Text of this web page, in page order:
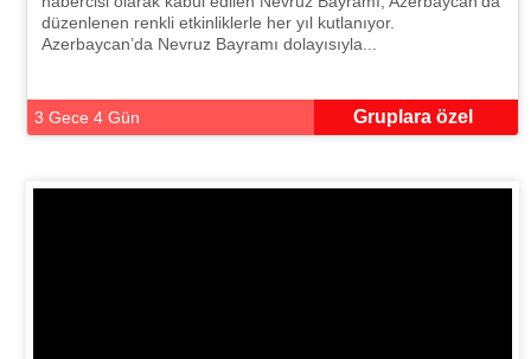
düzenlenen renkli etkinliklerle her yıl kutlanıyor.
Azerbaycan’da Nevruz Bayramı dolayısıyla...
3 Gece 4 Gün Gruplara özel